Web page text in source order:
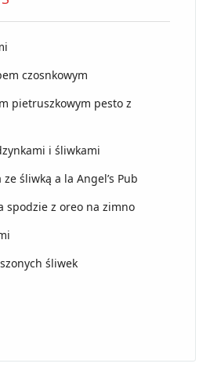
czosnkowym
pietruszkowym pesto z
i śliwkami
śliwką a la Angel’s Pub
spodzie z oreo na zimno
śliwek